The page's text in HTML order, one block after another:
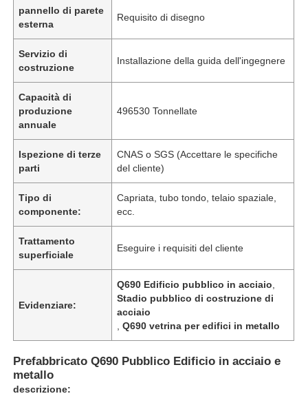
Casa
Video
pannello di parete
esterna
Requisito di disegno
Servizio di
costruzione
Installazione della guida dell'ingegnere
Capacità di
produzione
annuale
496530 Tonnellate
Ispezione di terze
parti
CNAS o SGS (Accettare le specifiche
del cliente)
Tipo di
componente:
Capriata, tubo tondo, telaio spaziale,
ecc.
Trattamento
superficiale
Eseguire i requisiti del cliente
Evidenziare:
Q690 Edificio pubblico in acciaio
Stadio pubblico di costruzione di
acciaio
,Q690 vetrina per edifici in metallo
Prefabbricato Q690 Pubblico Edificio in acciaio e
metallo
descrizione: